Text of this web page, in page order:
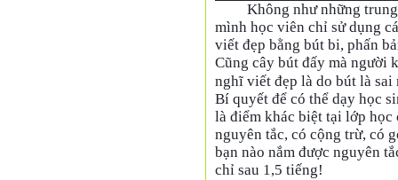
Không như những
mình học viên chỉ sử dụng
viết đẹp bằng bút bi, phấn
Cũng cây bút đấy mà người
nghĩ viết đẹp là do bút là sai
Bí quyết để có thể dạy học
là điểm khác biệt tại lớp học
nguyên tắc, có cộng trừ, có
bạn nào nắm được nguyên
chỉ sau 1,5 tiếng!